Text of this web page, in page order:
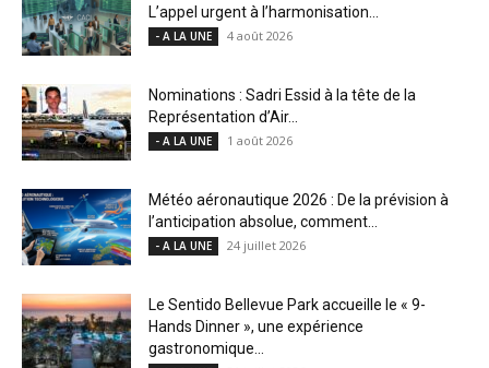
L’appel urgent à l’harmonisation...
- A LA UNE 4 août 2026
Nominations : Sadri Essid à la tête de la
Représentation d’Air...
- A LA UNE 1 août 2026
Météo aéronautique 2026 : De la prévision à
l’anticipation absolue, comment...
- A LA UNE 24 juillet 2026
Le Sentido Bellevue Park accueille le « 9-
Hands Dinner », une expérience
gastronomique...